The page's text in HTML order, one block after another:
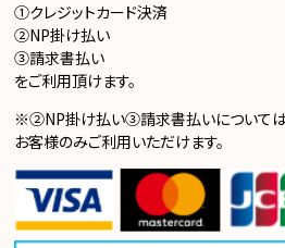
①クレジットカード決済
②NP掛け払い
③請求書払い
をご利用頂けます。
※②NP掛け払い③請求書払いについては
お客様のみご利用いただけます。